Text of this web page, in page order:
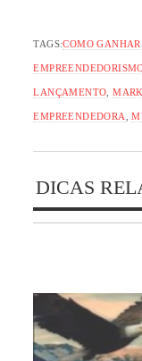
TAGS:COMO
LANÇAMENTO ,
EMPREENDEDORA ,
DICAS